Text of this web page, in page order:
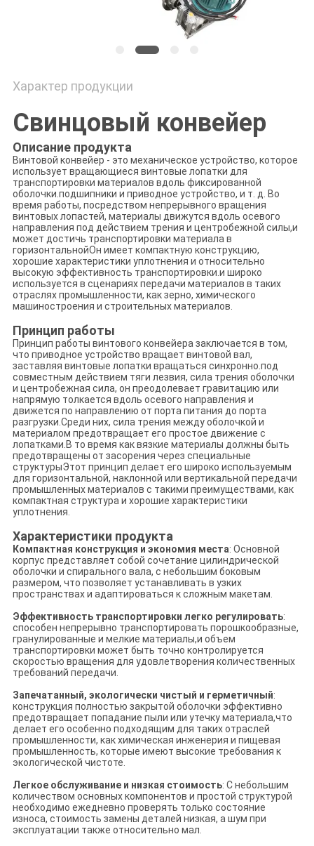
Характер продукции
Свинцовый конвейер
Описание продукта
Винтовой конвейер - это механическое устройство, которое
использует вращающиеся винтовые лопатки для
транспортировки материалов вдоль фиксированной
оболочки.подшипники и приводное устройство, и т. д. Во
время работы, посредством непрерывного вращения
винтовых лопастей, материалы движутся вдоль осевого
направления под действием трения и центробежной силы,и
может достичь транспортировки материала в
горизонтальнойОн имеет компактную конструкцию,
хорошие характеристики уплотнения и относительно
высокую эффективность транспортировки.и широко
используется в сценариях передачи материалов в таких
отраслях промышленности, как зерно, химического
машиностроения и строительных материалов.
Принцип работы
Принцип работы винтового конвейера заключается в том,
что приводное устройство вращает винтовой вал,
заставляя винтовые лопатки вращаться синхронно.под
совместным действием тяги лезвия, сила трения оболочки
и центробежная сила, он преодолевает гравитацию или
напрямую толкается вдоль осевого направления и
движется по направлению от порта питания до порта
разгрузки.Среди них, сила трения между оболочкой и
материалом предотвращает его простое движение с
лопатками.В то время как вязкие материалы должны быть
предотвращены от засорения через специальные
структурыЭтот принцип делает его широко используемым
для горизонтальной, наклонной или вертикальной передачи
промышленных материалов с такими преимуществами, как
компактная структура и хорошие характеристики
уплотнения.
Характеристики продукта
Компактная конструкция и экономия места: Основной
корпус представляет собой сочетание цилиндрической
оболочки и спирального вала, с небольшим боковым
размером, что позволяет устанавливать в узких
пространствах и адаптироваться к сложным макетам.
Эффективность транспортировки легко регулировать:
способен непрерывно транспортировать порошкообразные,
гранулированные и мелкие материалы,и объем
транспортировки может быть точно контролируется
скоростью вращения для удовлетворения количественных
требований передачи.
Запечатанный, экологически чистый и герметичный:
конструкция полностью закрытой оболочки эффективно
предотвращает попадание пыли или утечку материала,что
делает его особенно подходящим для таких отраслей
промышленности, как химическая инженерия и пищевая
промышленность, которые имеют высокие требования к
экологической чистоте.
Легкое обслуживание и низкая стоимость: С небольшим
количеством основных компонентов и простой структурой
необходимо ежедневно проверять только состояние
износа, стоимость замены деталей низкая, а шум при
эксплуатации также относительно мал.